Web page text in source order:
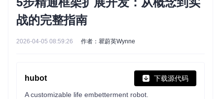
战的完整指南
2026-04-05 08:59:26 作者：瞿蔚英Wynne
hubot 下载源代码
A customizable life embetterment robot.